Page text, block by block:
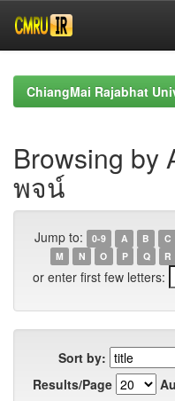
navigationChiangMai Rajabhat
Browsing by
พจน์
Jump to: 0-9 A B C
M
N O P Q R
or enter first few letters:
Sort by:
Results/Page